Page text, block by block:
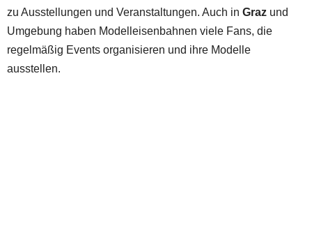
zu Ausstellungen und Veranstaltungen. Auch in Graz und
Umgebung haben Modelleisenbahnen viele Fans, die
regelmäßig Events organisieren und ihre Modelle
ausstellen.